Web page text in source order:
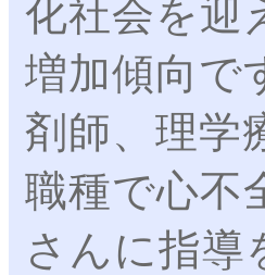
化社会を迎
増加傾向で
剤師、理学
職種で心不
さんに指導